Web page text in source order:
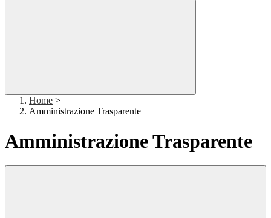
Home >
Amministrazione Trasparente
Amministrazione Trasparente